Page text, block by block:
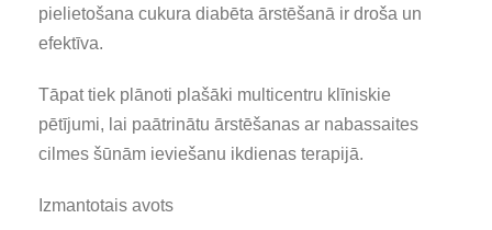
pielietošana cukura diabēta ārstēšanā ir droša un
efektīva.
Tāpat tiek plānoti plašāki multicentru klīniskie
pētījumi, lai paātrinātu ārstēšanas ar nabassaites
cilmes šūnām ieviešanu ikdienas terapijā.
Izmantotais avots